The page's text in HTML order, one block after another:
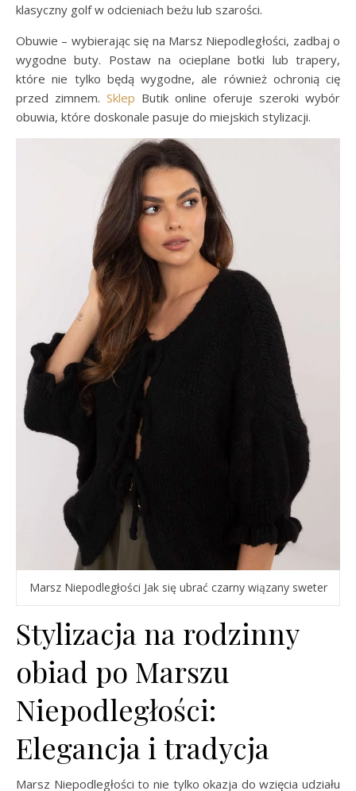
klasyczny golf w odcieniach beżu lub szarości.
Obuwie – wybierając się na Marsz Niepodległości, zadbaj o
wygodne buty. Postaw na ocieplane botki lub trapery,
które nie tylko będą wygodne, ale również ochronią cię
przed zimnem. Sklep Butik online oferuje szeroki wybór
obuwia, które doskonale pasuje do miejskich stylizacji.
Marsz Niepodległości Jak się ubrać czarny wiązany sweter
Stylizacja na rodzinny
obiad po Marszu
Niepodległości:
Elegancja i tradycja
Marsz Niepodległości to nie tylko okazja do wzięcia udziału